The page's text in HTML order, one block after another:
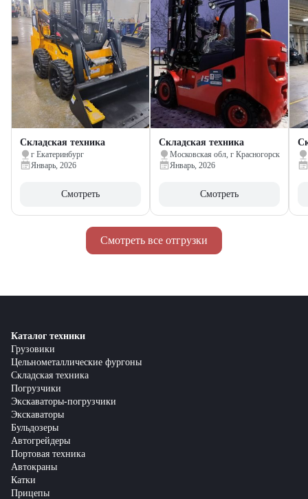
Смотреть все отгрузки
Складская техника
г Екатеринбург
Январь, 2026
Смотреть
Складская техника
Московская обл, г Красногорск
Январь, 2026
Смотреть
Каталог техники
Грузовики
Цельнометаллические фургоны
Складская техника
Погрузчики
Экскаваторы-погрузчики
Экскаваторы
Бульдозеры
Автогрейдеры
Портовая техника
Автокраны
Катки
Прицепы